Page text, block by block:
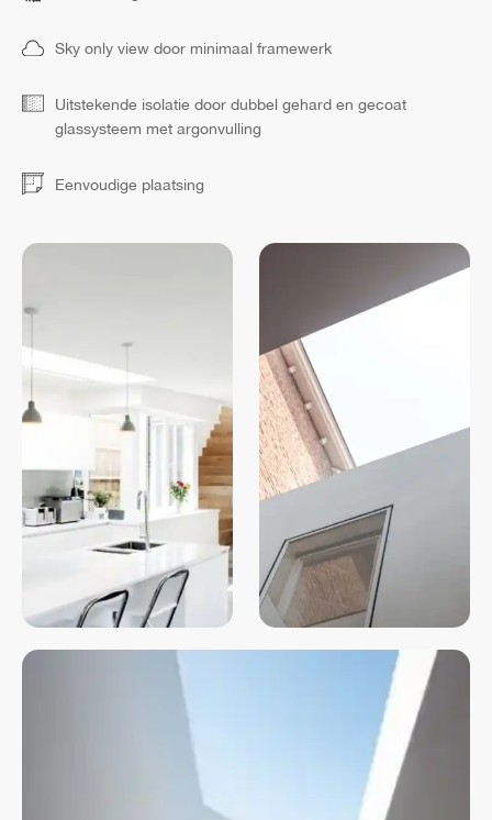
Sky only view door minimaal framewerk
Uitstekende isolatie door dubbel gehard en gecoat
glassysteem met argonvulling
Eenvoudige plaatsing